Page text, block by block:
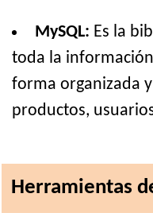
MySQL: Es la
toda la
forma organizada
productos,
Herramientas